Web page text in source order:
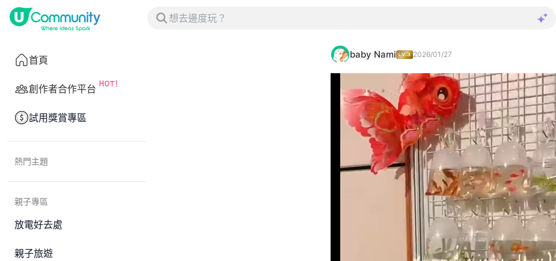
首頁
創作者合作平台
試用獎賞專區
熱門主題
親子專區
放電好去處
親子旅遊
baby Nami 2026/01/27